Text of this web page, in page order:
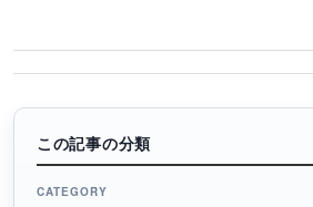
この記事の分類
CATEGORY